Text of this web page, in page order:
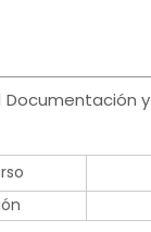
Documentación